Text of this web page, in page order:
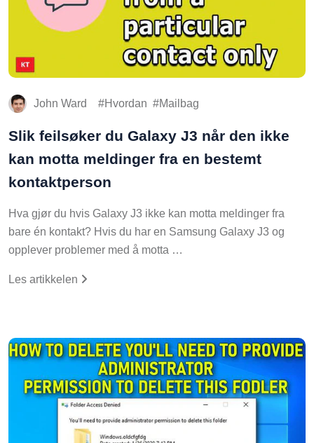
John Ward Hvordan Mailbag
Slik feilsøker du Galaxy J3 når den ikke
kan motta meldinger fra en bestemt
kontaktperson
Hva gjør du hvis Galaxy J3 ikke kan motta meldinger fra
bare én kontakt? Hvis du har en Samsung Galaxy J3 og
opplever problemer med å motta …
Les artikkelen